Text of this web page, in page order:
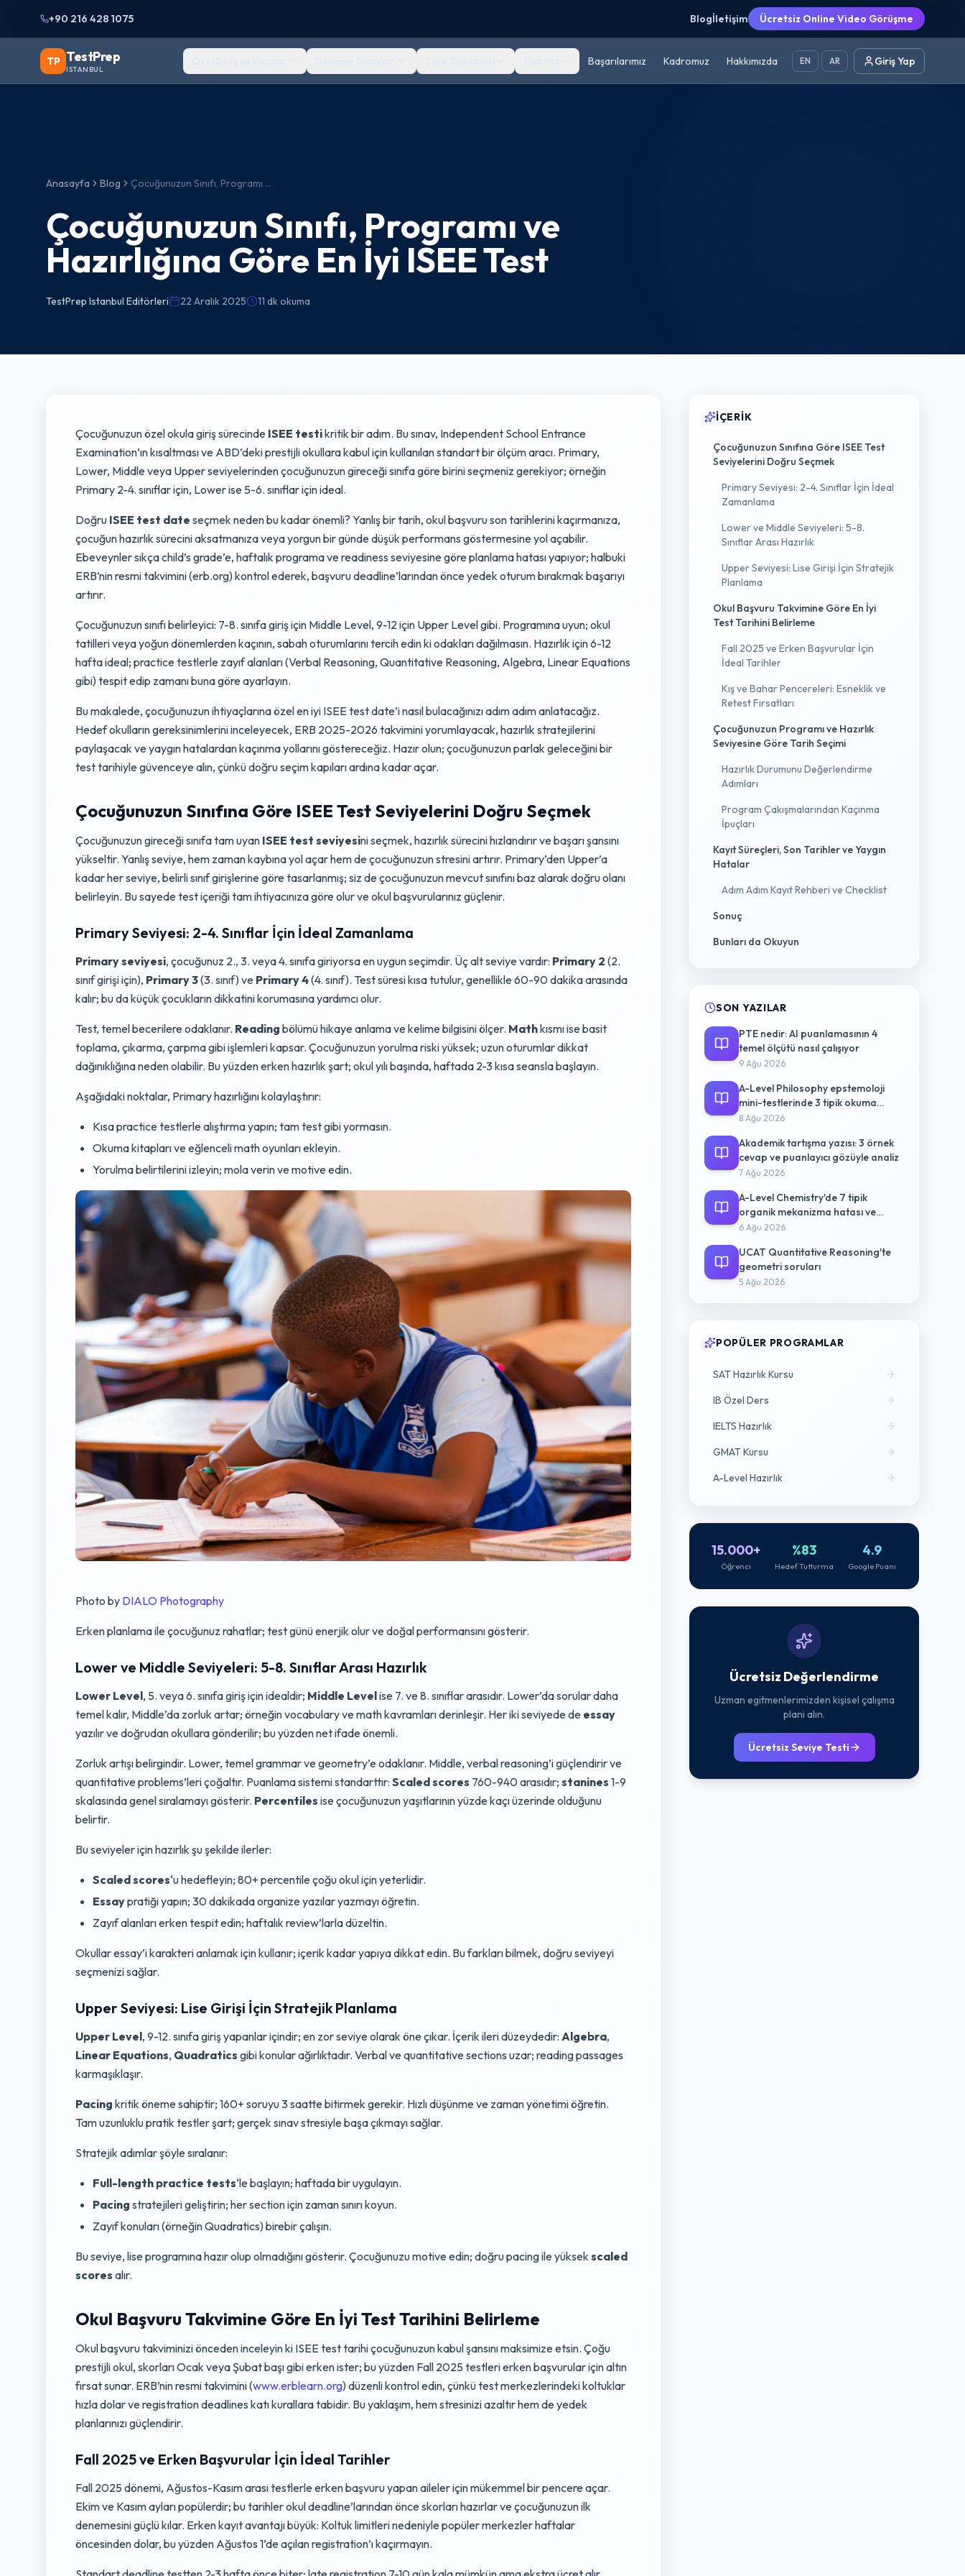
+90 216 428 1075 Blogİletişim Ücretsiz Online Video Görüşme
TP TestPrep
ISTANBUL
Başarılarımız Kadromuz Hakkımızda EN AR Giriş Yap
Anasayfa Blog Çocuğunuzun Sınıfı, Programı ve Hazırlığına Göre En İyi ISEE Test
Çocuğunuzun Sınıfı, Programı ve
Hazırlığına Göre En İyi ISEE Test
TestPrep Istanbul Editörleri 22 Aralık 2025 11 dk okuma
Çocuğunuzun özel okula giriş sürecinde ISEE testikritik bir adım. Bu sınav, Independent School Entrance
Examination’ın kısaltması ve ABD’deki prestijli okullara kabul için kullanılan standart bir ölçüm aracı. Primary,
Lower, Middle veya Upper seviyelerinden çocuğunuzun gireceği sınıfa göre birini seçmeniz gerekiyor; örneğin
Primary 2-4. sınıflar için, Lower ise 5-6. sınıflar için ideal.
Doğru ISEE test date seçmek neden bu kadar önemli? Yanlış bir tarih, okul başvuru son tarihlerini kaçırmanıza,
çocuğun hazırlık sürecini aksatmanıza veya yorgun bir günde düşük performans göstermesine yol açabilir.
Ebeveynler sıkça child’s grade’e, haftalık programa ve readiness seviyesine göre planlama hatası yapıyor; halbuki
ERB’nin resmi takvimini (erb.org) kontrol ederek, başvuru deadline’larından önce yedek oturum bırakmak başarıyı
artırır.
Çocuğunuzun sınıfı belirleyici: 7-8. sınıfa giriş için Middle Level, 9-12 için Upper Level gibi. Programına uyun; okul
tatilleri veya yoğun dönemlerden kaçının, sabah oturumlarını tercih edin ki odakları dağılmasın. Hazırlık için 6-12
hafta ideal; practice testlerle zayıf alanları (Verbal Reasoning, Quantitative Reasoning, Algebra, Linear Equations
gibi) tespit edip zamanı buna göre ayarlayın.
Bu makalede, çocuğunuzun ihtiyaçlarına özel en iyi ISEE test date’i nasıl bulacağınızı adım adım anlatacağız.
Hedef okulların gereksinimlerini inceleyecek, ERB 2025-2026 takvimini yorumlayacak, hazırlık stratejilerini
paylaşacak ve yaygın hatalardan kaçınma yollarını göstereceğiz. Hazır olun; çocuğunuzun parlak geleceğini bir
test tarihiyle güvenceye alın, çünkü doğru seçim kapıları ardına kadar açar.
Çocuğunuzun Sınıfına Göre ISEE Test Seviyelerini Doğru Seçmek
Çocuğunuzun gireceği sınıfa tam uyan ISEE test seviyesini seçmek, hazırlık sürecini hızlandırır ve başarı şansını
yükseltir. Yanlış seviye, hem zaman kaybına yol açar hem de çocuğunuzun stresini artırır. Primary’den Upper’a
kadar her seviye, belirli sınıf girişlerine göre tasarlanmış; siz de çocuğunuzun mevcut sınıfını baz alarak doğru olanı
belirleyin. Bu sayede test içeriği tam ihtiyacınıza göre olur ve okul başvurularınız güçlenir.
Primary Seviyesi: 2-4. Sınıflar İçin İdeal Zamanlama
Primary seviyesi, çocuğunuz 2., 3. veya 4. sınıfa giriyorsa en uygun seçimdir. Üç alt seviye vardır: Primary 2 (2.
sınıf girişi için), Primary 3(3. sınıf) ve Primary 4(4. sınıf). Test süresi kısa tutulur, genellikle 60-90 dakika arasında
kalır; bu da küçük çocukların dikkatini korumasına yardımcı olur.
Test, temel becerilere odaklanır. Reading bölümü hikaye anlama ve kelime bilgisini ölçer. Mathkısmı ise basit
toplama, çıkarma, çarpma gibi işlemleri kapsar. Çocuğunuzun yorulma riski yüksek; uzun oturumlar dikkat
dağınıklığına neden olabilir. Bu yüzden erken hazırlık şart; okul yılı başında, haftada 2-3 kısa seansla başlayın.
Aşağıdaki noktalar, Primary hazırlığını kolaylaştırır:
Kısa practice testlerle alıştırma yapın; tam test gibi yormasın.
Okuma kitapları ve eğlenceli math oyunları ekleyin.
Yorulma belirtilerini izleyin; mola verin ve motive edin.
Photo by DIALO Photography
Erken planlama ile çocuğunuz rahatlar; test günü enerjik olur ve doğal performansını gösterir.
Lower ve Middle Seviyeleri: 5-8. Sınıflar Arası Hazırlık
Lower Level, 5. veya 6. sınıfa giriş için idealdir; Middle Levelise 7. ve 8. sınıflar arasıdır. Lower’da sorular daha
temel kalır, Middle’da zorluk artar; örneğin vocabulary ve math kavramları derinleşir. Her iki seviyede de essay
yazılır ve doğrudan okullara gönderilir; bu yüzden net ifade önemli.
Zorluk artışı belirgindir. Lower, temel grammar ve geometry’e odaklanır. Middle, verbal reasoning’i güçlendirir ve
quantitative problems’leri çoğaltır. Puanlama sistemi standarttır: Scaled scores 760-940 arasıdır; stanines 1-9
skalasında genel sıralamayı gösterir. Percentiles ise çocuğunuzun yaşıtlarının yüzde kaçı üzerinde olduğunu
belirtir.
Bu seviyeler için hazırlık şu şekilde ilerler:
Scaled scores‘u hedefleyin; 80+ percentile çoğu okul için yeterlidir.
Essaypratiği yapın; 30 dakikada organize yazılar yazmayı öğretin.
Zayıf alanları erken tespit edin; haftalık review’larla düzeltin.
Okullar essay’i karakteri anlamak için kullanır; içerik kadar yapıya dikkat edin. Bu farkları bilmek, doğru seviyeyi
seçmenizi sağlar.
Upper Seviyesi: Lise Girişi İçin Stratejik Planlama
Upper Level, 9-12. sınıfa giriş yapanlar içindir; en zor seviye olarak öne çıkar. İçerik ileri düzeydedir: Algebra,
Linear Equations, Quadratics gibi konular ağırlıktadır. Verbal ve quantitative sections uzar; reading passages
karmaşıklaşır.
Pacing kritik öneme sahiptir; 160+ soruyu 3 saatte bitirmek gerekir. Hızlı düşünme ve zaman yönetimi öğretin.
Tam uzunluklu pratik testler şart; gerçek sınav stresiyle başa çıkmayı sağlar.
Stratejik adımlar şöyle sıralanır:
Full-length practice tests‘le başlayın; haftada bir uygulayın.
Pacing stratejileri geliştirin; her section için zaman sınırı koyun.
Zayıf konuları (örneğin Quadratics) birebir çalışın.
Bu seviye, lise programına hazır olup olmadığını gösterir. Çocuğunuzu motive edin; doğru pacing ile yüksek scaled
scores alır.
Okul Başvuru Takvimine Göre En İyi Test Tarihini Belirleme
Okul başvuru takviminizi önceden inceleyin ki ISEE test tarihi çocuğunuzun kabul şansını maksimize etsin. Çoğu
prestijli okul, skorları Ocak veya Şubat başı gibi erken ister; bu yüzden Fall 2025 testleri erken başvurular için altın
fırsat sunar. ERB’nin resmi takvimini (www.erblearn.org) düzenli kontrol edin, çünkü test merkezlerindeki koltuklar
hızla dolar ve registration deadlines katı kurallara tabidir. Bu yaklaşım, hem stresinizi azaltır hem de yedek
planlarınızı güçlendirir.
Fall 2025 ve Erken Başvurular İçin İdeal Tarihler
Fall 2025 dönemi, Ağustos-Kasım arası testlerle erken başvuru yapan aileler için mükemmel bir pencere açar.
Ekim ve Kasım ayları popülerdir; bu tarihler okul deadline’larından önce skorları hazırlar ve çocuğunuzun ilk
denemesini güçlü kılar. Erken kayıt avantajı büyük: Koltuk limitleri nedeniyle popüler merkezler haftalar
öncesinden dolar, bu yüzden Ağustos 1’de açılan registration’ı kaçırmayın.
İÇERIK
Çocuğunuzun Sınıfına Göre ISEE Test
Seviyelerini Doğru Seçmek
Primary Seviyesi: 2-4. Sınıflar İçin İdeal
Zamanlama
Lower ve Middle Seviyeleri: 5-8.
Sınıflar Arası Hazırlık
Upper Seviyesi: Lise Girişi İçin Stratejik
Planlama
Okul Başvuru Takvimine Göre En İyi
Test Tarihini Belirleme
Fall 2025 ve Erken Başvurular İçin
İdeal Tarihler
Kış ve Bahar Pencereleri: Esneklik ve
Retest Fırsatları
Çocuğunuzun Programı ve Hazırlık
Seviyesine Göre Tarih Seçimi
Hazırlık Durumunu Değerlendirme
Adımları
Program Çakışmalarından Kaçınma
İpuçları
Kayıt Süreçleri, Son Tarihler ve Yaygın
Hatalar
Adım Adım Kayıt Rehberi ve Checklist
Sonuç
Bunları da Okuyun
SON YAZILAR
PTE nedir: AI puanlamasının 4
temel ölçütü nasıl çalışıyor
9 Ağu 2026
A-Level Philosophy epstemoloji
mini-testlerinde 3 tipik okuma
hatası
8 Ağu 2026
Akademik tartışma yazısı: 3 örnek
cevap ve puanlayıcı gözüyle analiz
7 Ağu 2026
A-Level Chemistry'de 7 tipik
organik mekanizma hatası ve
düzeltme yolu
6 Ağu 2026
UCAT Quantitative Reasoning'te
geometri soruları
5 Ağu 2026
POPÜLER PROGRAMLAR
SAT Hazırlık Kursu
IB Özel Ders
IELTS Hazırlık
GMAT Kursu
A-Level Hazırlık
15.000+
Öğrenci
%83
Hedef Tutturma
4.9
Google Puanı
Ücretsiz Değerlendirme
Uzman egitmenlerimizden kişisel çalışma
plani alın.
Ücretsiz Seviye Testi